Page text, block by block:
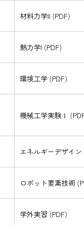
材料力学II (PDF)
熱力学I (PDF)
環境工学 (PDF)
機械工学実験Ⅰ (
エネルギーデザイン
ロボット要素技術(
学外実習 (PDF)